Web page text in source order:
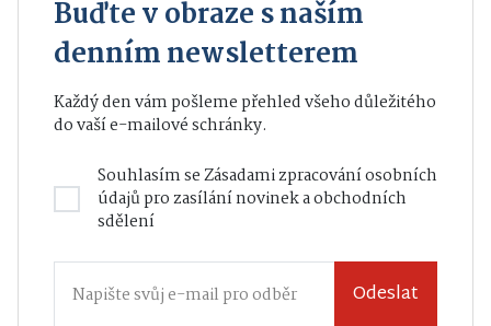
Buďte v obraze s naším
denním newsletterem
Každý den vám pošleme přehled všeho důležitého
do vaší e-mailové schránky.
sdělení